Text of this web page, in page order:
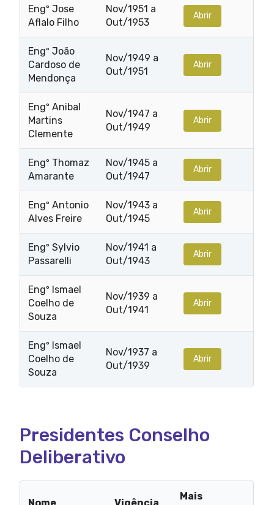
Engº Jose
Aflalo Filho
Nov/1951 a
Out/1953
Abrir
Engº João
Cardoso de
Mendonça
Nov/1949 a
Out/1951
Abrir
Engº Anibal
Martins
Clemente
Nov/1947 a
Out/1949
Abrir
Engº Thomaz
Amarante
Nov/1945 a
Out/1947
Abrir
Engº Antonio
Alves Freire
Nov/1943 a
Out/1945
Abrir
Engº Sylvio
Passarelli
Nov/1941 a
Out/1943
Abrir
Engº Ismael
Coelho de
Souza
Nov/1939 a
Out/1941
Abrir
Engº Ismael
Coelho de
Souza
Nov/1937 a
Out/1939
Abrir
Presidentes Conselho
Deliberativo
Mais